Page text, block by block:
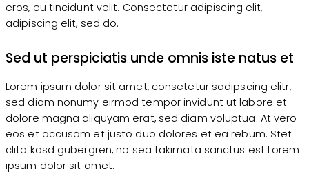
eros, eu tincidunt velit. Consectetur adipiscing elit,
adipiscing elit, sed do.
Sed ut perspiciatis unde omnis iste natus et
Lorem ipsum dolor sit amet, consetetur sadipscing elitr,
sed diam nonumy eirmod tempor invidunt ut labore et
dolore magna aliquyam erat, sed diam voluptua. At vero
eos et accusam et justo duo dolores et ea rebum. Stet
clita kasd gubergren, no sea takimata sanctus est Lorem
ipsum dolor sit amet.